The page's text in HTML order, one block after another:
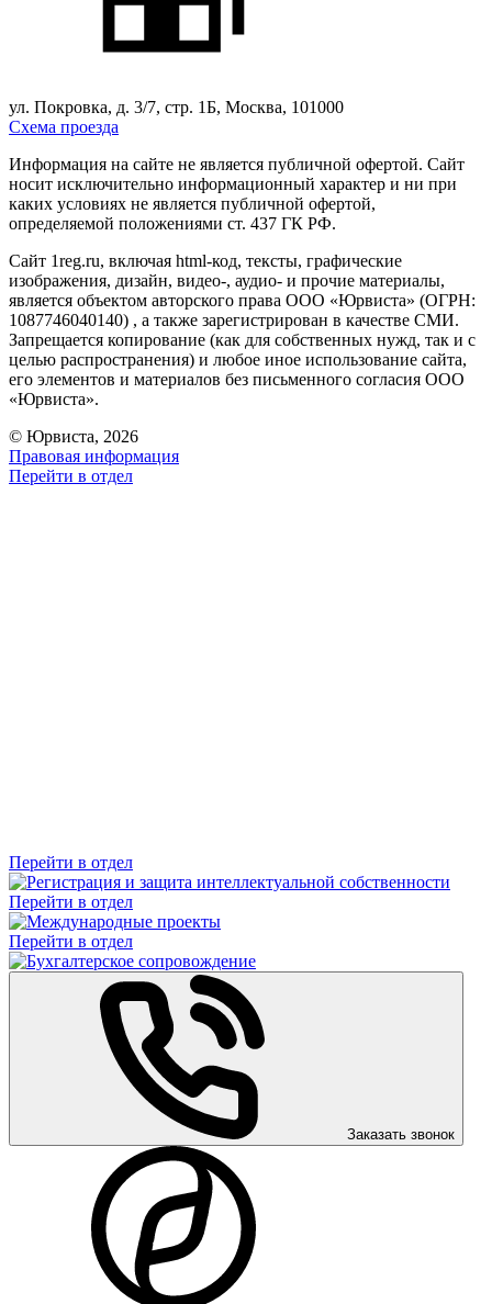
ул. Покровка, д. 3/7, стр. 1Б, Москва, 101000
Схема проезда
Информация на сайте не является публичной офертой. Cайт
носит исключительно информационный характер и ни при
каких условиях не является публичной офертой,
определяемой положениями ст. 437 ГК РФ.
Сайт 1reg.ru, включая html-код, тексты, графические
изображения, дизайн, видео-, аудио- и прочие материалы,
является объектом авторского права ООО «Юрвиста» (ОГРН:
1087746040140) , а также зарегистрирован в качестве СМИ.
Запрещается копирование (как для собственных нужд, так и с
целью распространения) и любое иное использование сайта,
его элементов и материалов без письменного согласия ООО
«Юрвиста».
© Юрвиста, 2026
Правовая информация
Перейти в отдел
Перейти в отдел
Перейти в отдел
Перейти в отдел
Заказать звонок